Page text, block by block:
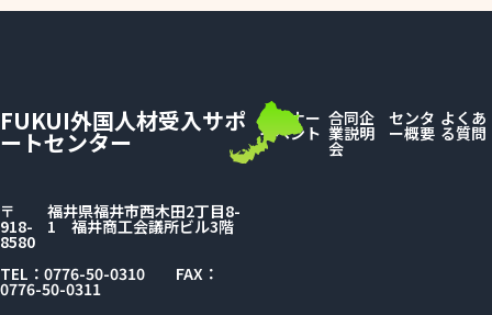
FUKUI外国人材受入サポ
ートセンター
〒
918-
8580
福井県福井市西木田2丁目8-
1 福井商工会議所ビル3階
TEL：0776-50-0310 FAX：
0776-50-0311
センタ
ー概要
セミナー
イベント
合同企
業説明
会
よくあ
る質問